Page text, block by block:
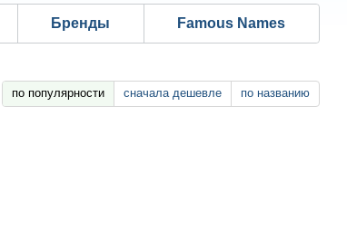
Бренды Famous Names
по популярности сначала дешевле по названию